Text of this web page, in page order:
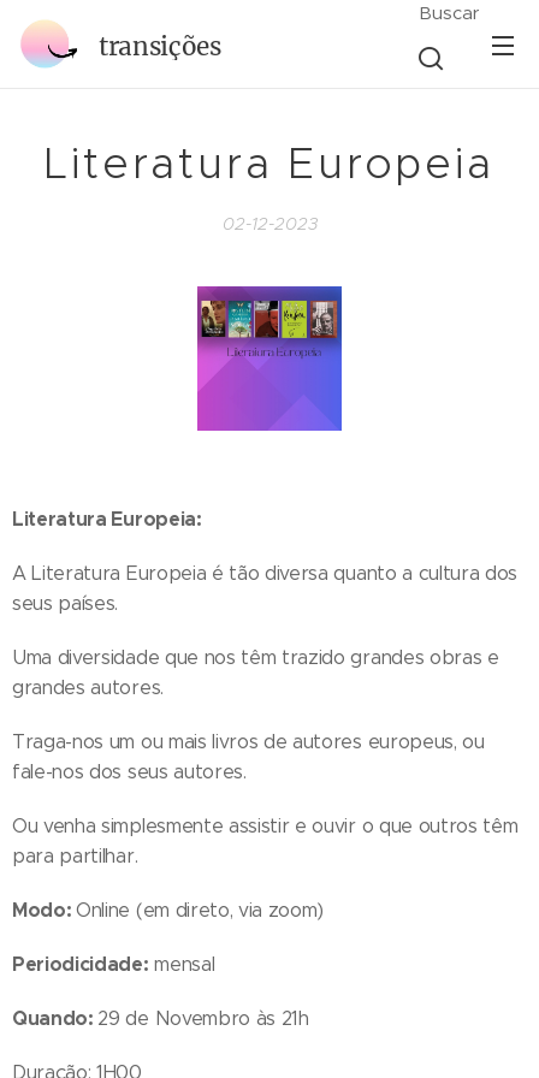
transições
Buscar
Literatura Europeia
02-12-2023
Literatura Europeia:
A Literatura Europeia é tão diversa quanto a cultura dos
seus países.
Uma diversidade que nos têm trazido grandes obras e
grandes autores.
Traga-nos um ou mais livros de autores europeus, ou
fale-nos dos seus autores.
Ou venha simplesmente assistir e ouvir o que outros têm
para partilhar.
Modo:Online (em direto, via zoom)
Periodicidade: mensal
Quando: 29 de Novembro às 21h
Duração: 1H00